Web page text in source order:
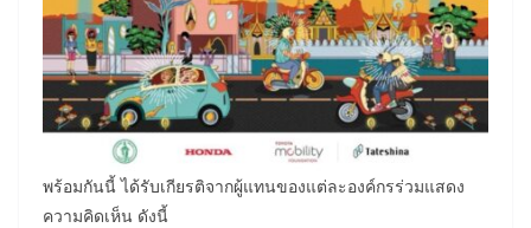
พร้อมกันนี้ ได้รับเกียรติจากผู้แทนของแต่ละองค์กรร่วมแสดง
ความคิดเห็น ดังนี้